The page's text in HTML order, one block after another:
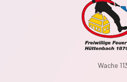
Wache 113